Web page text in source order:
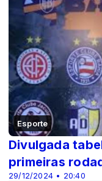
Esporte
29/12/2024 • 20:40
Divulgada
primeiras